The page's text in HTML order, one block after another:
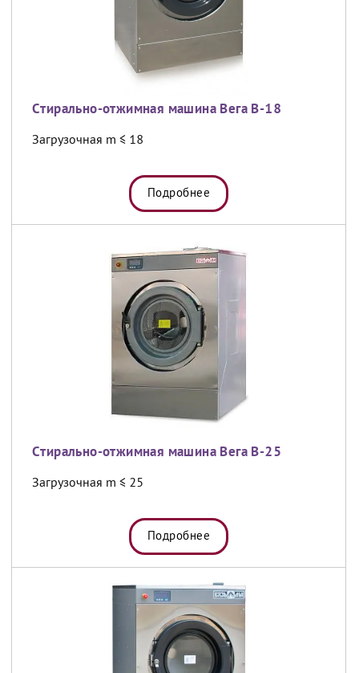
Cтирально-отжимная машина Вега В-18
Загрузочная m ≤ 18
Подробнее
Cтирально-отжимная машина Вега В-25
Загрузочная m ≤ 25
Подробнее